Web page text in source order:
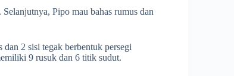
Pipo mau bahas rumus dan
2 sisi tegak berbentuk persegi
9 rusuk dan 6 titik sudut.